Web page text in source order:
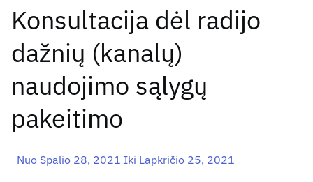
Konsultacija dėl radijo
dažnių (kanalų)
naudojimo sąlygų
pakeitimo
Nuo Spalio 28, 2021 Iki Lapkričio 25, 2021